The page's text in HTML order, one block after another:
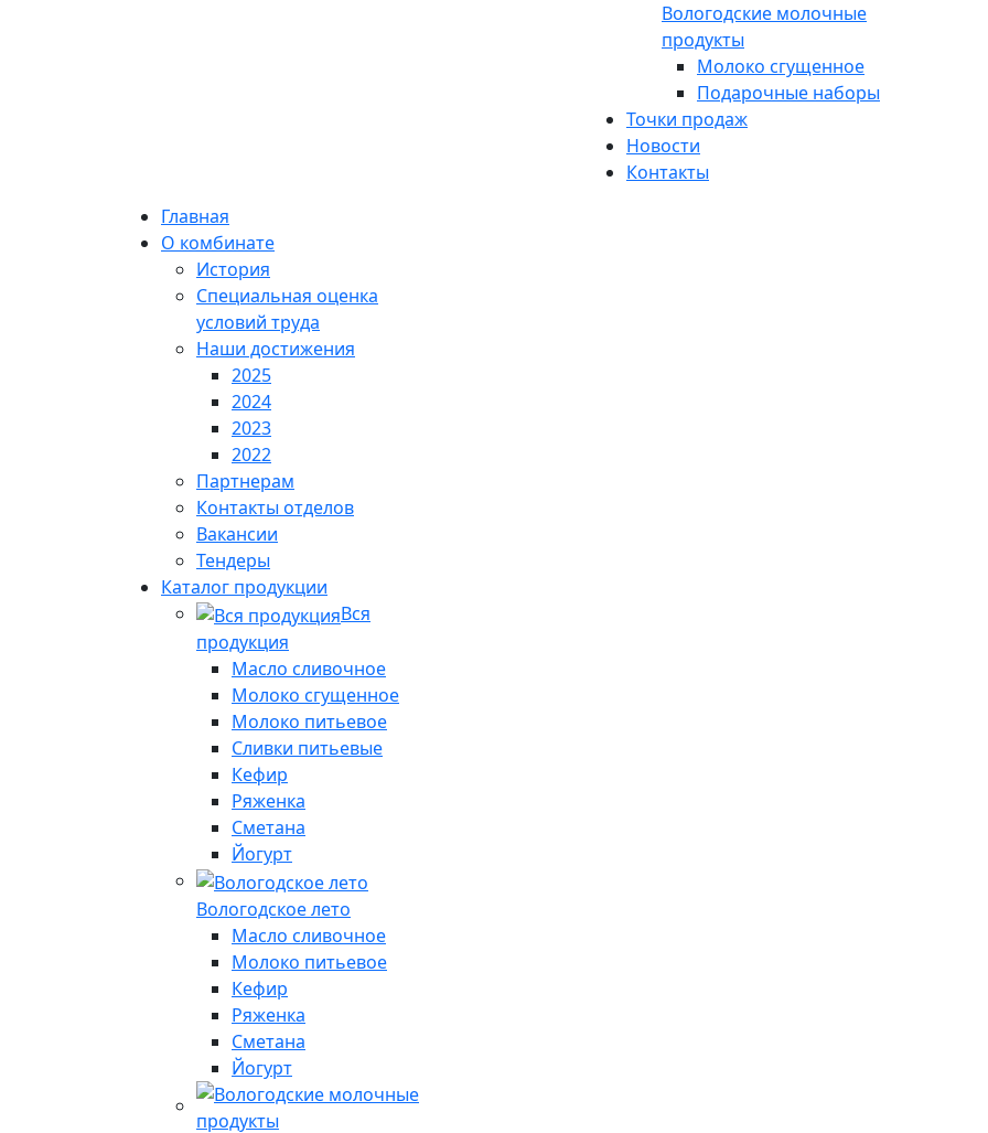
Вологодские молочные
продукты
Молоко сгущенное
Подарочные наборы
Точки продаж
Новости
Контакты
Главная
О комбинате
История
Специальная оценка
условий труда
Наши достижения
2025
2024
2023
2022
Партнерам
Контакты отделов
Вакансии
Тендеры
Каталог продукции
Вся
продукция
Масло сливочное
Молоко сгущенное
Молоко питьевое
Сливки питьевые
Кефир
Ряженка
Сметана
Йогурт
Вологодское лето
Масло сливочное
Молоко питьевое
Кефир
Ряженка
Сметана
Йогурт